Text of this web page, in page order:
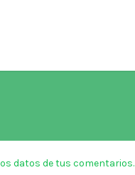
datos de tus comentarios.